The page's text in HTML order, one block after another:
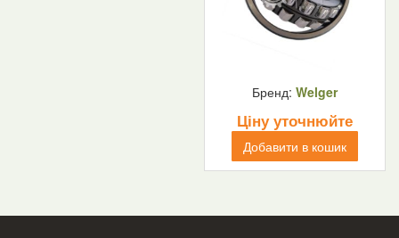
Бренд: Welger
Ціну уточнюйте
Добавити в кошик